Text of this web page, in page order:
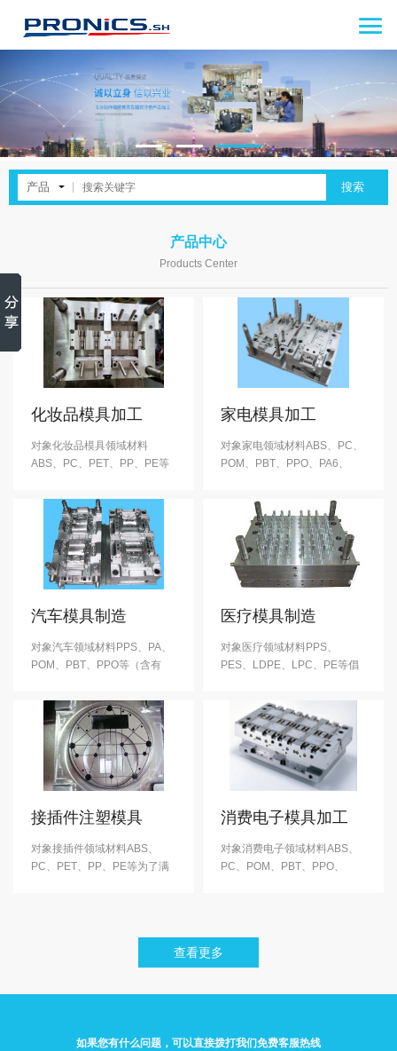

产品中心
Products Center
化妆品模具加工
对象化妆品模具领域材料
ABS、PC、PET、PP、PE等
充分理解产品用途的基础上、
通过对产品外形的研究、提出
外形建议，提高了产品品质。
在塑胶件取代金属件的进程
中、客户采纳了我们推荐的形
状适宜，高强度轻型的注塑产
品，赢得了···
家电模具加工
对象家电领域材料ABS、PC、
POM、PBT、PPO、PA6、
客户的商品开发计划、贡献客
户。 产品不仅是外观件同时还
肩负着内部机构机能的多功能
零部件， 产品嵌合处尺寸管理
精度要求及高、注塑加工时需
有精堪的成型技术人员操作。
汽车模具制造
对象汽车领域材料PPS、PA、
POM、PBT、PPO等（含有
腔、短周期)的研发、在量产
中，成功的实现了低成本，赢
得了客户的一致好评。 在此基
础上，我们成功的开发出了长
寿命模具、它的实际使用寿命
远远地超出了客户的预期，有
效地降低···
医疗模具制造
对象医疗领域材料PPS、
PES、LDPE、LPC、PE等倡
解产品用途的品质管理为理
念、确保了高品质。 特别是在
燃油系统零部件的生产方面、
我们构筑了彻底杜绝灰尘混入
的净化成型管理体制、即使是
树脂成型品的精度，也实行了
以μ作为管理···
接插件注塑模具
对象接插件领域材料ABS、
PC、PET、PP、PE等为了满
议，提高了产品品质。 在塑胶
消费电子模具加工
对象消费电子领域材料ABS、
PC、POM、PBT、PPO、
同时还肩负着内部机构机能的
多功能零部件， 产品嵌合处尺
查看更多
如果您有什么问题，可以直接拨打我们免费客服热线